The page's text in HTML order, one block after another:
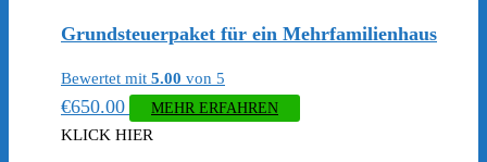
Grundsteuerpaket für ein Mehrfamilienhaus
Bewertet mit 5.00 von 5
€650.00 MEHR ERFAHREN
KLICK HIER